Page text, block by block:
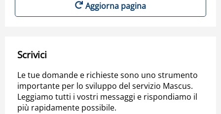
Aggiorna pagina
Scrivici
Le tue domande e richieste sono uno strumento
importante per lo sviluppo del servizio Mascus.
Leggiamo tutti i vostri messaggi e rispondiamo il
più rapidamente possibile.